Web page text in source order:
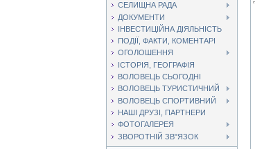
СЕЛИЩНА РАДА
ДОКУМЕНТИ
ІНВЕСТИЦІЙНА ДІЯЛЬНІСТЬ
ПОДІЇ, ФАКТИ, КОМЕНТАРІ
ОГОЛОШЕННЯ
ІСТОРІЯ, ГЕОГРАФІЯ
ВОЛОВЕЦЬ СЬОГОДНІ
ВОЛОВЕЦЬ ТУРИСТИЧНИЙ
ВОЛОВЕЦЬ СПОРТИВНИЙ
НАШІ ДРУЗІ, ПАРТНЕРИ
ФОТОГАЛЕРЕЯ
ЗВОРОТНІЙ ЗВ"ЯЗОК